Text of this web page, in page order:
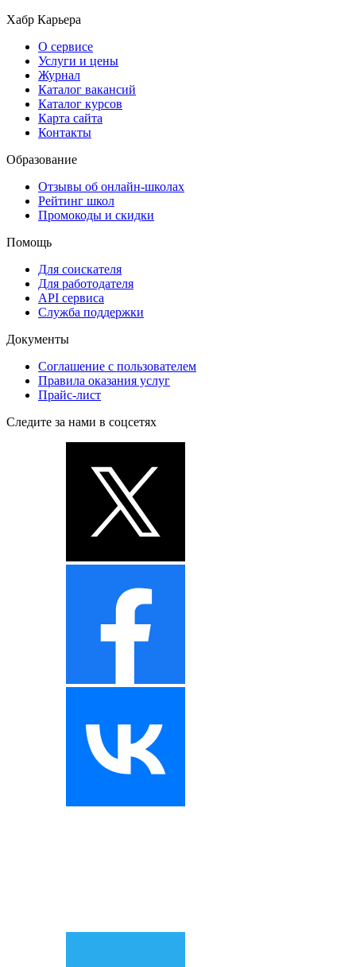
Хабр Карьера
О сервисе
Услуги и цены
Журнал
Каталог вакансий
Каталог курсов
Карта сайта
Контакты
Образование
Отзывы об онлайн-школах
Рейтинг школ
Промокоды и скидки
Помощь
Для соискателя
Для работодателя
API сервиса
Служба поддержки
Документы
Соглашение с пользователем
Правила оказания услуг
Прайс-лист
Следите за нами в соцсетях